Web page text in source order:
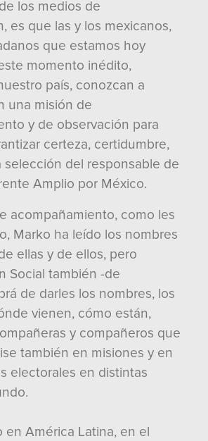
los medios de
es que las y los mexicanos,
que estamos hoy
momento inédito,
país, conozcan a
una misión de
y de observación para
certeza, certidumbre,
selección del responsable de
Amplio por México.
acompañamiento, como les
Marko ha leído los nombres
ellas y de ellos, pero
Social también -de
de darles los nombres, los
vienen, cómo están,
y compañeros que
también en misiones y en
electorales en distintas
en América Latina, en el